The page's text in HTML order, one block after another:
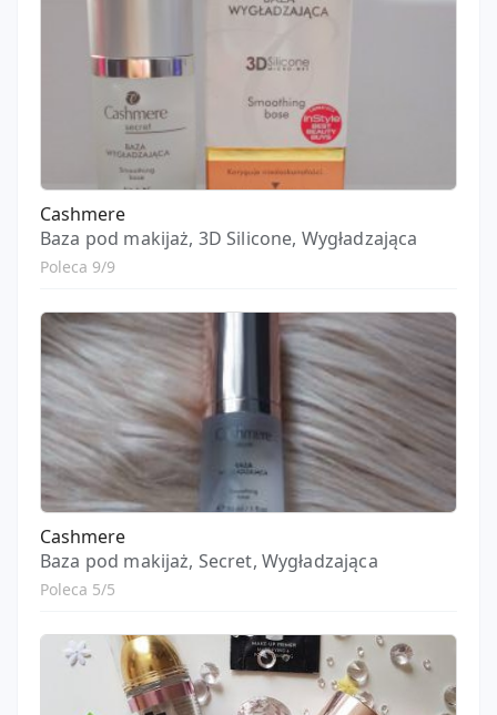
Cashmere
Baza pod makijaż, 3D Silicone, Wygładzająca
Poleca 9/9
Cashmere
Baza pod makijaż, Secret, Wygładzająca
Poleca 5/5